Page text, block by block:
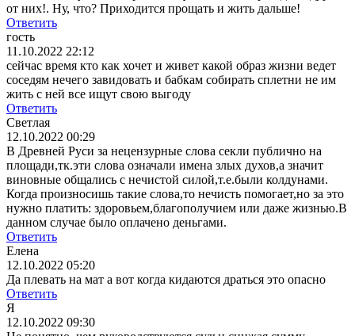
от них!. Ну, что? Приходится прощать и жить дальше!
Ответить
гость
11.10.2022 22:12
сейчас время кто как хочет и живет какой образ жизни ведет
соседям нечего завидовать и бабкам собирать сплетни не им
жить с ней все ищут свою выгоду
Ответить
Светлая
12.10.2022 00:29
В Древней Руси за нецензурные слова секли публично на
площади,тк.эти слова означали имена злых духов,а значит
виновные общались с нечистой силой,т.е.были колдунами.
Когда произносишь такие слова,то нечисть помогает,но за это
нужно платить: здоровьем,благополучием или даже жизнью.В
данном случае было оплачено деньгами.
Ответить
Елена
12.10.2022 05:20
Да плевать на мат а вот когда кидаются драться это опасно
Ответить
Я
12.10.2022 09:30